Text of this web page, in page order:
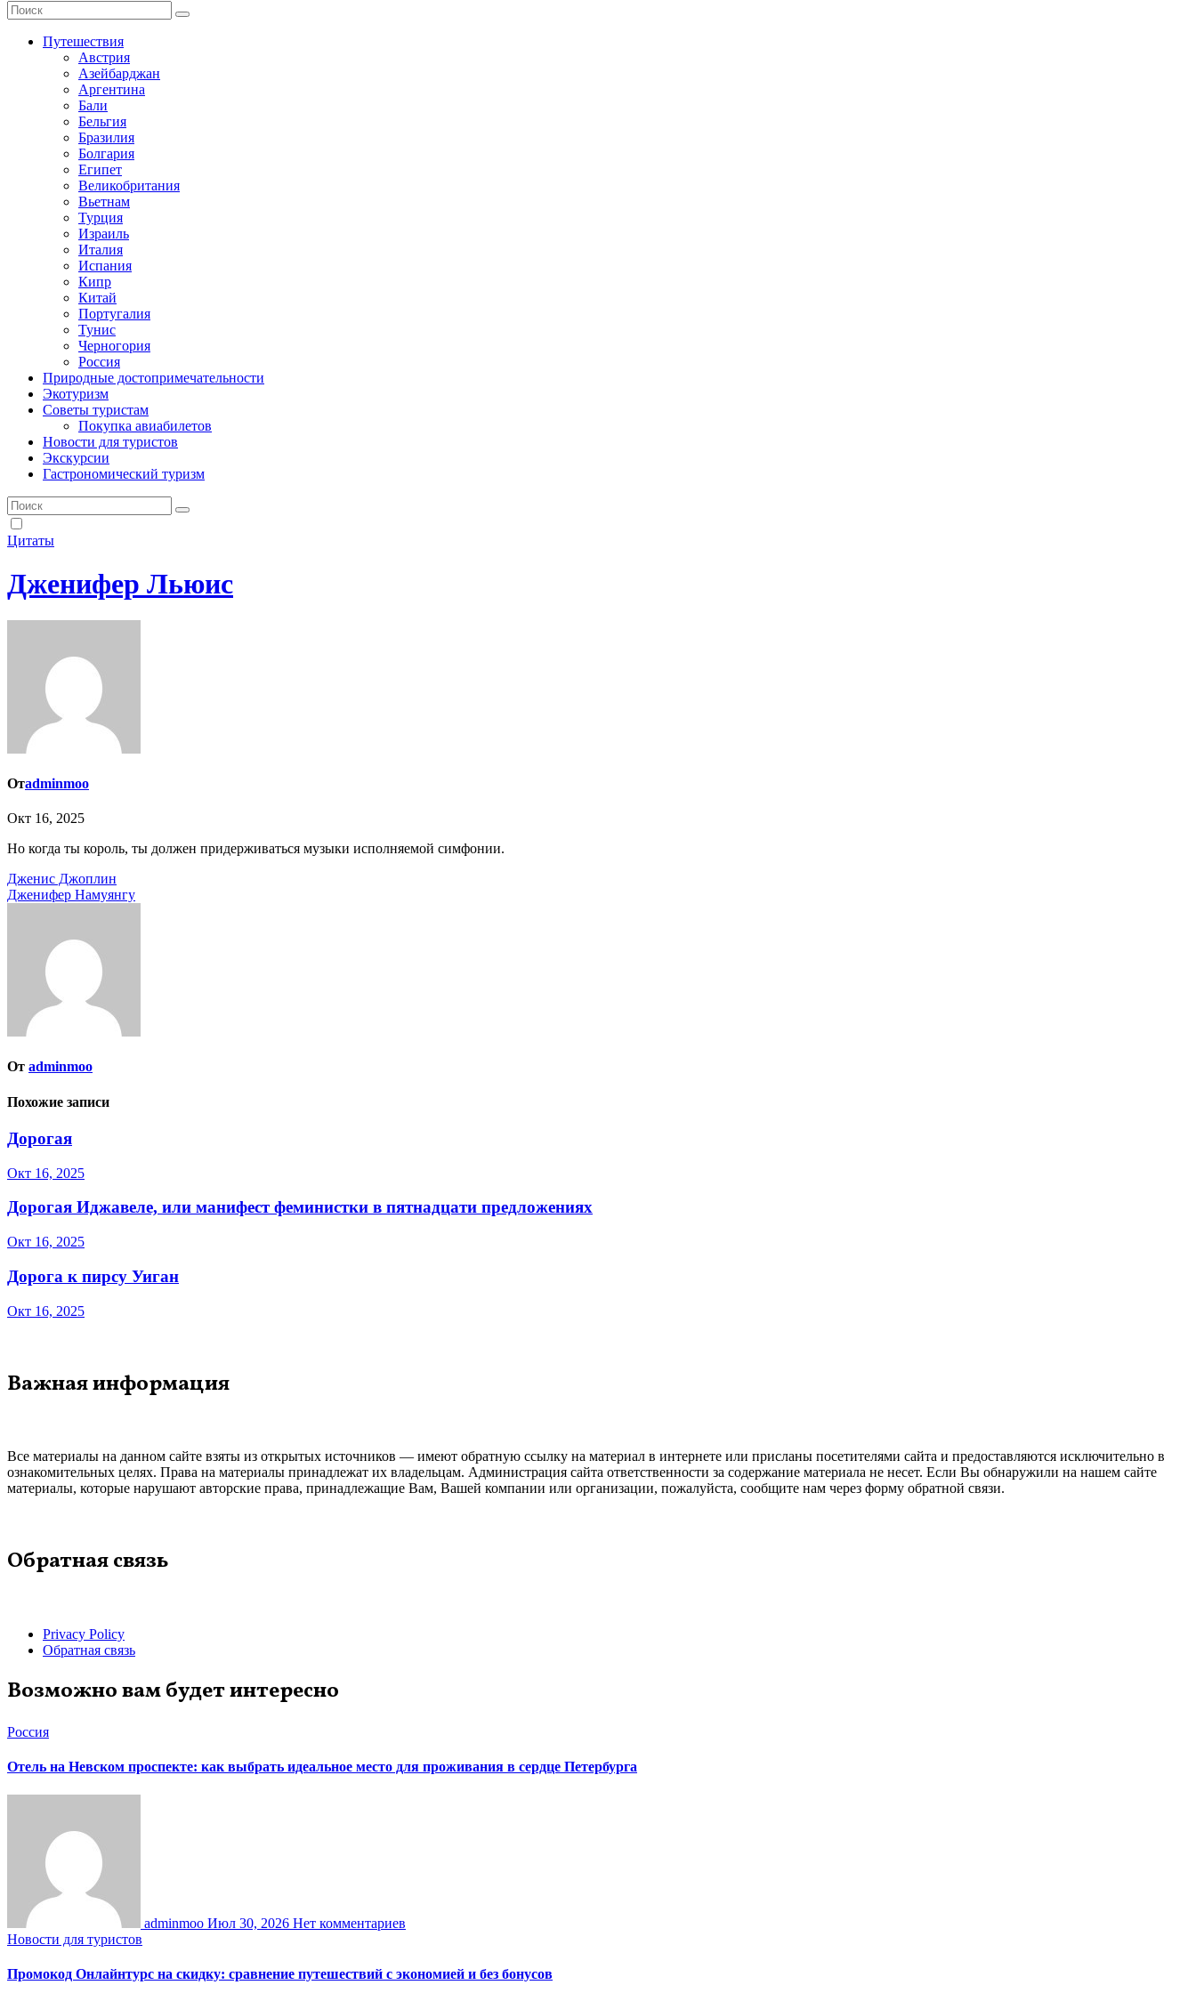
Путешествия
Австрия
Азейбарджан
Аргентина
Бали
Бельгия
Бразилия
Болгария
Египет
Великобритания
Вьетнам
Турция
Израиль
Италия
Испания
Кипр
Китай
Португалия
Тунис
Черногория
Россия
Природные достопримечательности
Экотуризм
Советы туристам
Покупка авиабилетов
Новости для туристов
Экскурсии
Гастрономический туризм
Цитаты
Дженифер Льюис
Отadminmoo
Окт 16, 2025
Но когда ты король, ты должен придерживаться музыки исполняемой симфонии.
Навигация
по
Дженис Джоплин
Дженифер Намуянгу
От adminmoo
Похожие записи
Дорогая
Окт 16, 2025
Дорогая Иджавеле, или манифест феминистки в пятнадцати предложениях
Окт 16, 2025
Дорога к пирсу Уиган
Окт 16, 2025
Важная информация
Все материалы на данном сайте взяты из открытых источников — имеют обратную ссылку на материал в интернете или присланы посетителями сайта и предоставляются исключительно в
ознакомительных целях. Права на материалы принадлежат их владельцам. Администрация сайта ответственности за содержание материала не несет. Если Вы обнаружили на нашем сайте
материалы, которые нарушают авторские права, принадлежащие Вам, Вашей компании или организации, пожалуйста, сообщите нам через форму обратной связи.
Обратная связь
Privacy Policy
Обратная связь
Возможно вам будет интересно
Россия
Отель на Невском проспекте: как выбрать идеальное место для проживания в сердце Петербурга
adminmoo Июл 30, 2026 Нет комментариев
Новости для туристов
Промокод Онлайнтурс на скидку: сравнение путешествий с экономией и без бонусов